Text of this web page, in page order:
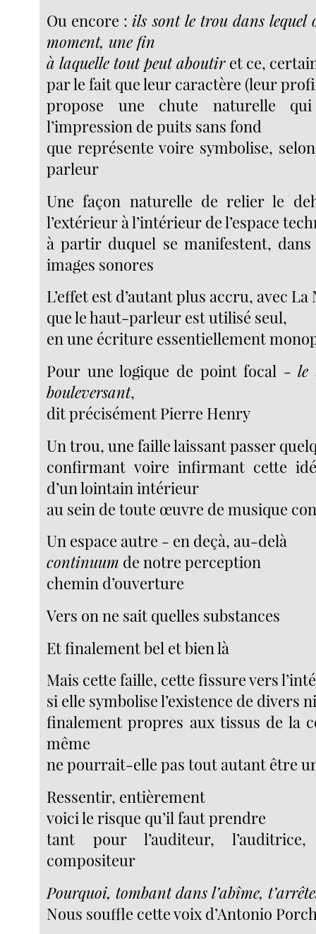
Ou encore :ils sont le trou dans lequel
moment, une fin
à laquelle tout peut aboutir et ce,
par le fait que leur caractère (leur
propose une chute naturelle
l’impression de puits sans fond
que représente voire symbolise,
parleur
Une façon naturelle de relier le
l’extérieur à l’intérieur de l’espace
à partir duquel se manifestent, dans
images sonores
L’effet est d’autant plus accru, avec
que le haut-parleur est utilisé seul,
en une écriture essentiellement
Pour une logique de point focal -le
bouleversant,
dit précisément Pierre Henry
Un trou, une faille laissant passer
confirmant voire infirmant cette
d’un lointain intérieur
au sein de toute œuvre de musique
Un espace autre - en deçà, au-delà
continuum de notre perception
chemin d’ouverture
Vers on ne sait quelles substances
Et finalement bel et bien là
Mais cette faille, cette fissure vers
si elle symbolise l’existence de divers
finalement propres aux tissus de la
même
ne pourrait-elle pas tout autant être
Ressentir, entièrement
voici le risque qu’il faut prendre
tant pour l’auditeur,
compositeur
Pourquoi, tombant dans l’abîme,
Nous souffle cette voix d’Antonio